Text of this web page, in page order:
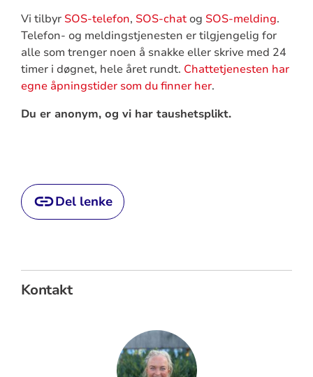
Vi tilbyr SOS-telefon, SOS-chatog SOS-melding.
Telefon- og meldingstjenesten er tilgjengelig for
alle som trenger noen å snakke eller skrive med 24
timer i døgnet, hele året rundt. Chattetjenesten har
egne åpningstider som du finner her.
Du er anonym, og vi har taushetsplikt.
Del lenke
Kontakt